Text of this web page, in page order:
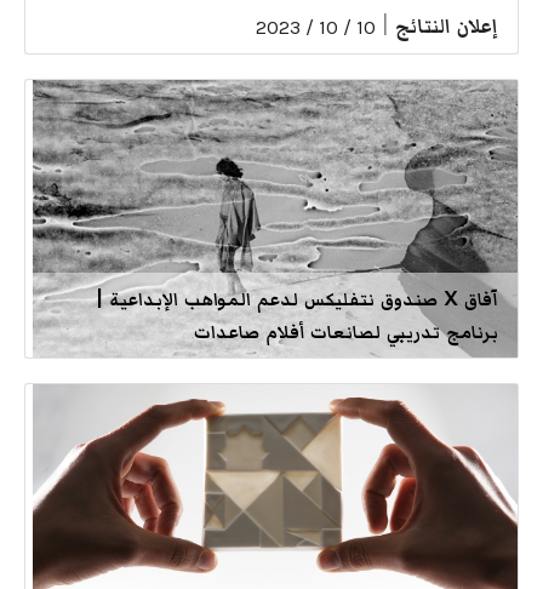
إعلان النتائج 10 / 10 / 2023
آفاق X صندوق نتفليكس لدعم المواهب الإبداعية |
برنامج تدريبي لصانعات أفلام صاعدات